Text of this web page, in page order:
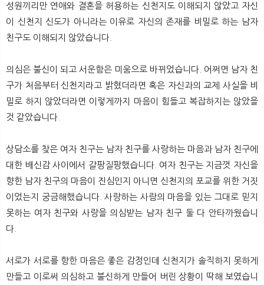
성원끼리만 연애와 결혼을 허용하는 신천지도 이해되지 않았고 자신
이 신천지 신도가 아니라는 이유로 자신의 존재를 비밀로 하는 남자
친구도 이해되지 않았습니다.
의심은 불신이 되고 서운함은 미움으로 바뀌었습니다. 어쩌면 남자 친
구가 처음부터 신천지라고 밝혔더라면 혹은 자신과의 교제 사실을 비
밀로 하지 않았더라면 이렇게까지 마음이 힘들고 복잡하지는 않았을
것 같았습니다.
상담소를 찾은 여자 친구는 남자 친구를 사랑하는 마음과 남자 친구에
대한 배신감 사이에서 갈팡질팡했습니다. 여자 친구는 지금껏 자신을
향한 남자 친구의 마음이 진심인지 아니면 신천지의 포교를 위한 거짓
이었는지 궁금해했습니다. 사랑하는 사람의 마음을 있는 그대로 믿지
못하는 여자 친구와 사랑을 의심받는 남자 친구 둘 다 안타까웠습니
다.
서로가 서로를 향한 마음은 좋은 감정인데 신천지가 솔직하지 못하게
만들고 이로써 의심하고 불신하게 만들어 버린 상황이 딱해 보였습니